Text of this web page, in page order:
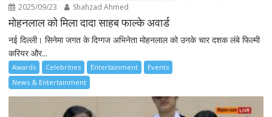
2025/09/23 Shahzad Ahmed
मोहनलाल को मिला दादा साहब फाल्के अवार्ड
नई दिल्ली। सिनेमा जगत के दिग्गज अभिनेता मोहनलाल को उनके चार दशक लंबे फिल्मी
करियर और...
Awards Celebrities Entertainment
Events
News & Entertainment